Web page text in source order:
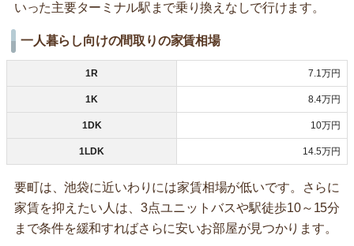
いった主要ターミナル駅まで乗り換えなしで行けます。
一人暮らし向けの間取りの家賃相場
1R 7.1万円
1K 8.4万円
1DK 10万円
1LDK 14.5万円
要町は、池袋に近いわりには家賃相場が低いです。さらに
家賃を抑えたい人は、3点ユニットバスや駅徒歩10～15分
まで条件を緩和すればさらに安いお部屋が見つかります。